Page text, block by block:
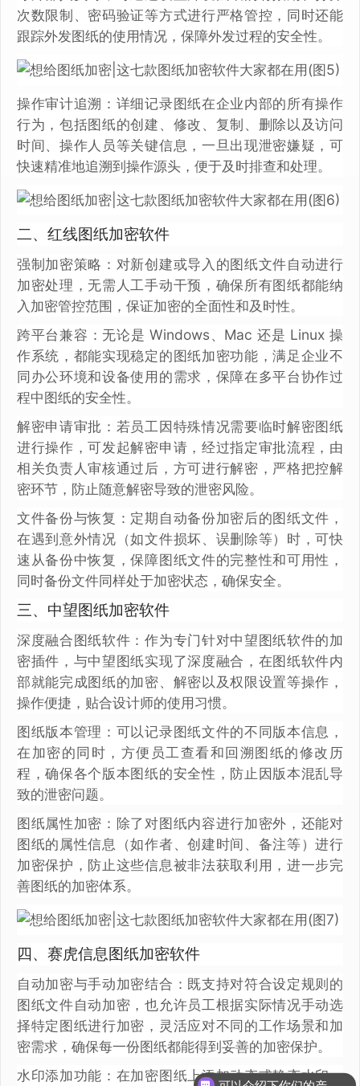
次数限制、密码验证等方式进行严格管控，同时还能
跟踪外发图纸的使用情况，保障外发过程的安全性。
操作审计追溯：详细记录图纸在企业内部的所有操作
行为，包括图纸的创建、修改、复制、删除以及访问
时间、操作人员等关键信息，一旦出现泄密嫌疑，可
快速精准地追溯到操作源头，便于及时排查和处理。
二、红线图纸加密软件
强制加密策略：对新创建或导入的图纸文件自动进行
加密处理，无需人工手动干预，确保所有图纸都能纳
入加密管控范围，保证加密的全面性和及时性。
跨平台兼容：无论是 Windows、Mac 还是 Linux 操
作系统，都能实现稳定的图纸加密功能，满足企业不
同办公环境和设备使用的需求，保障在多平台协作过
程中图纸的安全性。
解密申请审批：若员工因特殊情况需要临时解密图纸
进行操作，可发起解密申请，经过指定审批流程，由
相关负责人审核通过后，方可进行解密，严格把控解
密环节，防止随意解密导致的泄密风险。
文件备份与恢复：定期自动备份加密后的图纸文件，
在遇到意外情况（如文件损坏、误删除等）时，可快
速从备份中恢复，保障图纸文件的完整性和可用性，
同时备份文件同样处于加密状态，确保安全。
三、中望图纸加密软件
深度融合图纸软件：作为专门针对中望图纸软件的加
密插件，与中望图纸实现了深度融合，在图纸软件内
部就能完成图纸的加密、解密以及权限设置等操作，
操作便捷，贴合设计师的使用习惯。
图纸版本管理：可以记录图纸文件的不同版本信息，
在加密的同时，方便员工查看和回溯图纸的修改历
程，确保各个版本图纸的安全性，防止因版本混乱导
致的泄密问题。
图纸属性加密：除了对图纸内容进行加密外，还能对
图纸的属性信息（如作者、创建时间、备注等）进行
加密保护，防止这些信息被非法获取利用，进一步完
善图纸的加密体系。
四、赛虎信息图纸加密软件
自动加密与手动加密结合：既支持对符合设定规则的
图纸文件自动加密，也允许员工根据实际情况手动选
择特定图纸进行加密，灵活应对不同的工作场景和加
密需求，确保每一份图纸都能得到妥善的加密保护。
水印添加功能：在加密图纸上添加动态或静态水印，